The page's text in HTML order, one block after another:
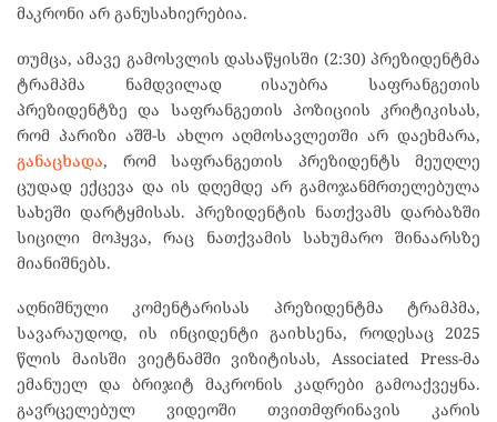
მაკრონი არ განუსახიერებია.
თუმცა, ამავე გამოსვლის დასაწყისში (2:30) პრეზიდენტმა
ტრამპმა ნამდვილად ისაუბრა საფრანგეთის
პრეზიდენტზე და საფრანგეთის პოზიციის კრიტიკისას,
რომ პარიზი აშშ-ს ახლო აღმოსავლეთში არ დაეხმარა,
განაცხადა, რომ საფრანგეთის პრეზიდენტს მეუღლე
ცუდად ექცევა და ის დღემდე არ გამოჯანმრთელებულა
სახეში დარტყმისას. პრეზიდენტის ნათქვამს დარბაზში
სიცილი მოჰყვა, რაც ნათქვამის სახუმარო შინაარსზე
მიანიშნებს.
აღნიშნული კომენტარისას პრეზიდენტმა ტრამპმა,
სავარაუდოდ, ის ინციდენტი გაიხსენა, როდესაც 2025
წლის მაისში ვიეტნამში ვიზიტისას, Associated Press-მა
ემანუელ და ბრიჯიტ მაკრონის კადრები გამოაქვეყნა.
გავრცელებულ ვიდეოში თვითმფრინავის კარის